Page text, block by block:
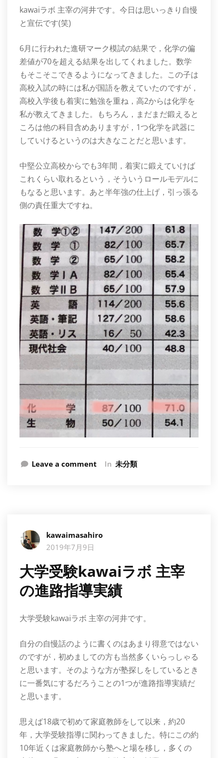
kawaiラボ 主宰の河井です。今日は思いっきり自慢
と宣伝です(笑)
6月に行われた進研マーク模試の結果で，化学の偏
差値が70を超える結果を出してくれました。数学
もそこそこできるようになってきました。この子は
高校入試の時には私が国語を教えていたのですが，
高校入学後も着実に勉強を重ね，高2からは化学を
私が教えてきました。もちろん，まだまだ鍛えると
ころは他の科目含めありますが，1つ化学を武器に
していけるというのは大きなことだと思います。
中堅公立高校からでも3年間，着実に鍛えていけば
これくらい取れるという，そういうロールモデルに
もなると思います。あと半年強の仕上げ，引っ張る
側の責任重大ですね。
Leave a comment In 未分類
kawaimasahiro
2019年7月9日
大学受験kawaiラボ 主宰
の進路指導実績
大学受験kawaiラボ 主宰の河井です。
自分の自慢話のように書くのはあまり得意ではない
のですが，初めましての方も当然多くいらっしゃる
と思います。そのような方が塾探しをしているとき
に一番気にするだろうことの1つが進路指導実績だ
と思います。
思えば18歳で初めて家庭教師をして以来，約20
年，大学受験指導に関わってきました。特にこの約
10年近くは家庭教師から塾へと場を移し，多くの